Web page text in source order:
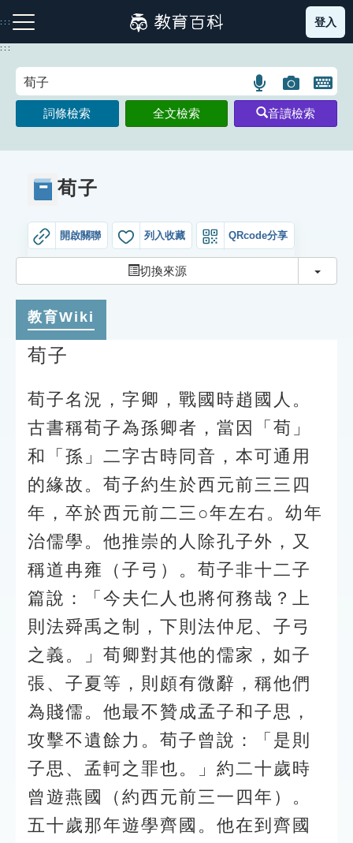
到
主
:::
注音索引圖示 筆畫索引圖示 部首索引表圖示
網站導覽
生字詞彙表
成語故事
索引選單
知識索引
單字索引
生命大百科索引
遊戲專區
教學應用
登入
:::
語
言
搜
圖
片
搜
開
鍵
詞條檢索 全文檢索 音讀檢索
荀子
開啟關聯 列入收藏 QRcode分享
切換來源 切換
教育Wiki
荀子
荀子名況，字卿，戰國時趙國人。
古書稱荀子為孫卿者，當因「荀」
和「孫」二字古時同音，本可通用
的緣故。荀子約生於西元前三三四
年，卒於西元前二三○年左右。幼年
治儒學。他推崇的人除孔子外，又
稱道冉雍（子弓）。荀子非十二子
篇說：「今夫仁人也將何務哉？上
則法舜禹之制，下則法仲尼、子弓
之義。」荀卿對其他的儒家，如子
張、子夏等，則頗有微辭，稱他們
為賤儒。他最不贊成孟子和子思，
攻擊不遺餘力。荀子曾說：「是則
子思、孟軻之罪也。」約二十歲時
曾遊燕國（約西元前三一四年）。
五十歲那年遊學齊國。他在到齊國